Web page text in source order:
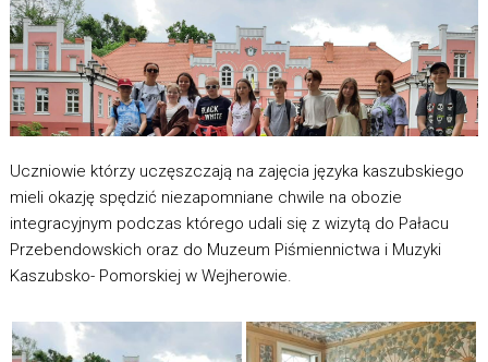
Uczniowie którzy uczęszczają na zajęcia języka kaszubskiego
mieli okazję spędzić niezapomniane chwile na obozie
integracyjnym podczas którego udali się z wizytą do Pałacu
Przebendowskich oraz do Muzeum Piśmiennictwa i Muzyki
Kaszubsko- Pomorskiej w Wejherowie.